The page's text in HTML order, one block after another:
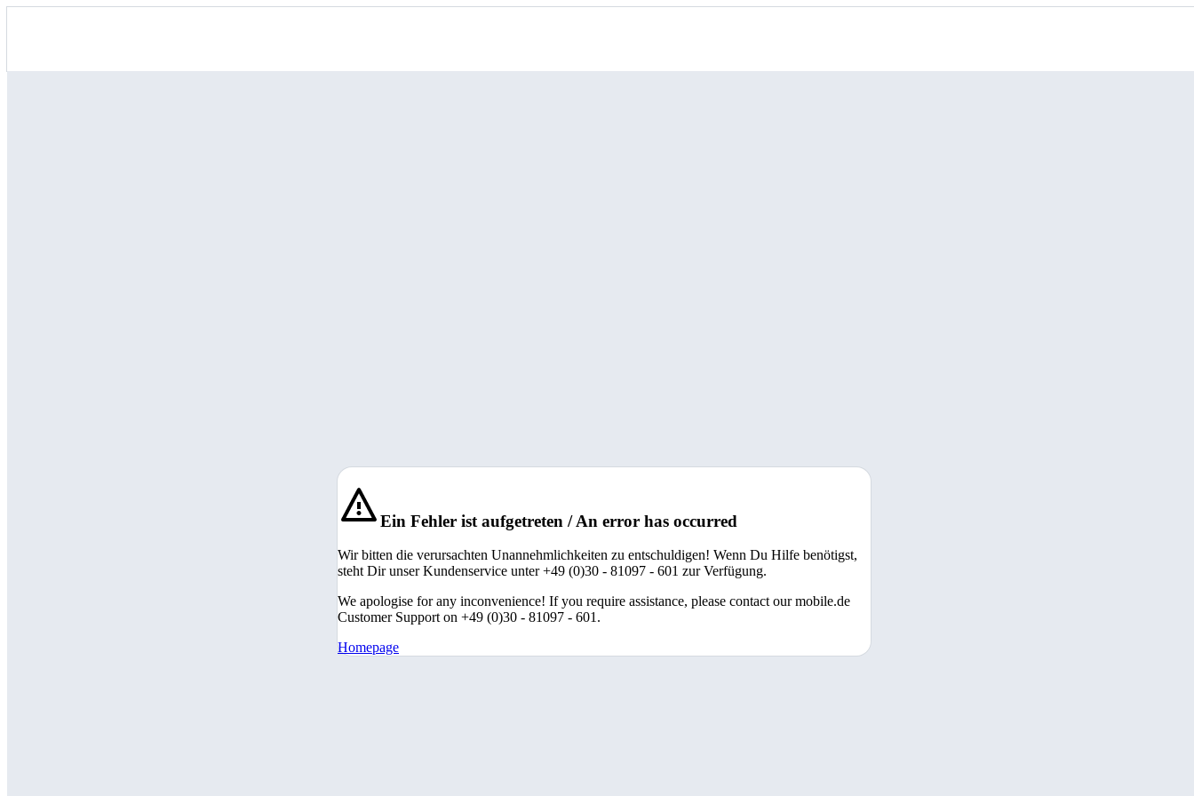
Ein Fehler ist aufgetreten / An error has occurred
Wir bitten die verursachten Unannehmlichkeiten zu entschuldigen! Wenn Du Hilfe benötigst,
steht Dir unser Kundenservice unter +49 (0)30 - 81097 - 601 zur Verfügung.
We apologise for any inconvenience! If you require assistance, please contact our mobile.de
Customer Support on +49 (0)30 - 81097 - 601.
Homepage